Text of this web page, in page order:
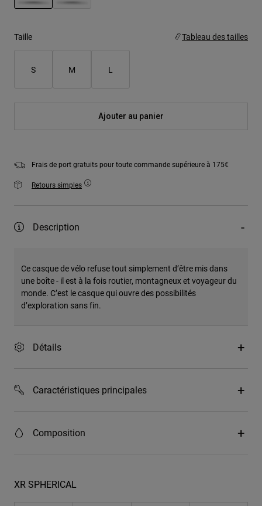
Taille Tableau des tailles
S M L
Ajouter au panier
Frais de port gratuits pour toute commande supérieure à 175€
Retours simples
Description
Ce casque de vélo refuse tout simplement d’être mis dans
une boîte - il est à la fois routier, montagneux et voyageur du
monde. C’est le casque qui ouvre des possibilités
d’exploration sans fin.
Détails
Caractéristiques principales
Composition
XR SPHERICAL